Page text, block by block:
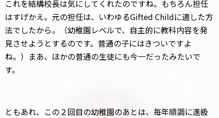
これを結構校長は気にしてくれたのですね。もちろん担任
はすげかえ。元の担任は、いわゆるGifted Childに適した方
法でしたから。（幼稚園レベルで、自主的に教科内容を発
見させようとするのです。普通の子にはきついですよ
ね。）まあ、ほかの普通の生徒にも今一だったみたいで
す。
ともあれ、この２回目の幼稚園のあとは、毎年順調に進級